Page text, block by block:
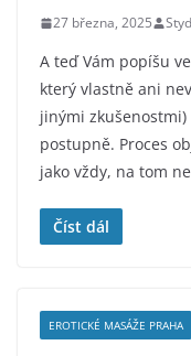
27 března, 2025
A teď Vám popíšu
který vlastně ani
jinými zkušenostmi)
postupně. Proces
jako vždy, na tom
Číst dál
EROTICKÉ MASÁŽE PRAHA